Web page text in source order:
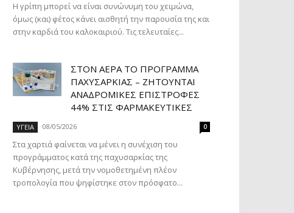
Η γρίπη μπορεί να είναι συνώνυμη του χειμώνα,
όμως (και) φέτος κάνει αισθητή την παρουσία της και
στην καρδιά του καλοκαιριού. Τις τελευταίες...
ΣΤΟΝ ΑΈΡΑ ΤΟ ΠΡΌΓΡΑΜΜΑ
ΠΑΧΥΣΑΡΚΊΑΣ – ΖΗΤΟΎΝΤΑΙ
ΑΝΑΔΡΟΜΙΚΈΣ ΕΠΙΣΤΡΟΦΈΣ
44% ΣΤΙΣ ΦΑΡΜΑΚΕΥΤΙΚΈΣ
ΥΓΕΙΑ 08/05/2026 0
Στα χαρτιά φαίνεται να μένει η συνέχιση του
προγράμματος κατά της παχυσαρκίας της
Κυβέρνησης, μετά την νομοθετημένη πλέον
τροπολογία που ψηφίστηκε στον πρόσφατο...